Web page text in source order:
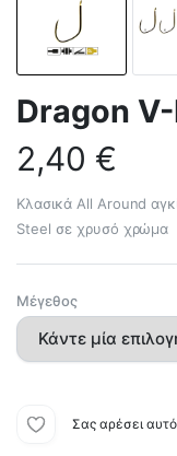
Dragon
2,40 €
Κλασικά All Around
Steel σε χρυσό χρώμα
Μέγεθος
Σας αρέσει